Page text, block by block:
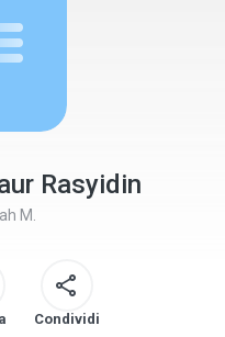
Rasyidin
M.
Condividi